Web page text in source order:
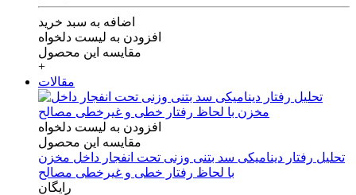
اضافه به سبد خرید
افزودن به لیست دلخواه
مقایسه این محصول
+
مقالات
افزودن به لیست دلخواه
مقایسه این محصول
تحلیل رفتار دینامیکی سد بتنی وزنی تحت انفجار داخل مخزن
با لحاظ رفتار خطی و غیرخطی مصالح
رایگان